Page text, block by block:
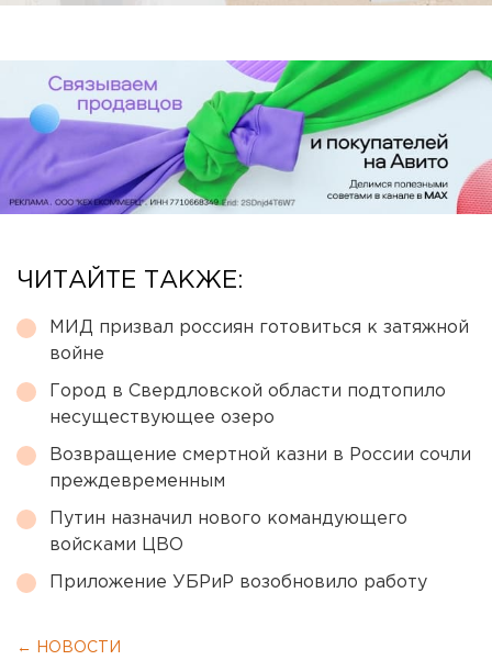
ЧИТАЙТЕ ТАКЖЕ:
МИД призвал россиян готовиться к затяжной
войне
Город в Свердловской области подтопило
несуществующее озеро
Возвращение смертной казни в России сочли
преждевременным
Путин назначил нового командующего
войсками ЦВО
Приложение УБРиР возобновило работу
← НОВОСТИ